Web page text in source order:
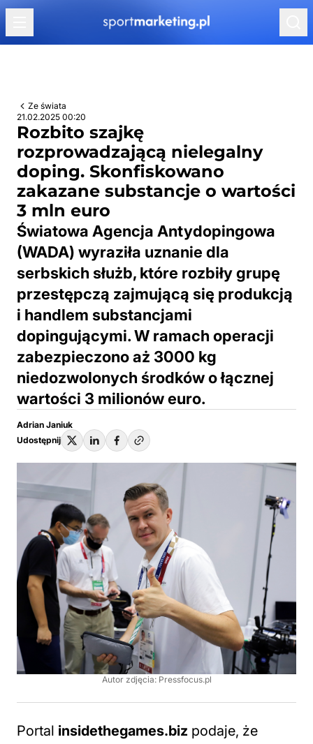
Przejdź do treści
Ze świata
21.02.2025 00:20
Rozbito szajkę
rozprowadzającą nielegalny
doping. Skonfiskowano
zakazane substancje o wartości
3 mln euro
Światowa Agencja Antydopingowa
(WADA) wyraziła uznanie dla
serbskich służb, które rozbiły grupę
przestępczą zajmującą się produkcją
i handlem substancjami
dopingującymi. W ramach operacji
zabezpieczono aż 3000 kg
niedozwolonych środków o łącznej
wartości 3 milionów euro.
Adrian Janiuk
Udostępnij
Autor zdjęcia: Pressfocus.pl
Portal insidethegames.biz podaje, że